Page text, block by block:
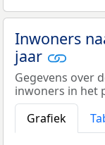
Inwoners
jaar
Gegevens over
inwoners in het
Grafiek